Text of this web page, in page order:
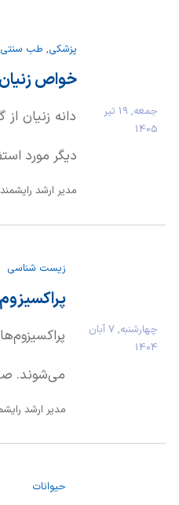
جمعه, 19 تیر
1405
پزشکی, طب سنتی
خواص
دانه زنیان
دیگر مورد
مدیر ارشد رایشمند
چهارشنبه, 7 آبان
1404
زیست شناسی
می‌شوند.
نام میکرو
مدیر ارشد
حیوانات